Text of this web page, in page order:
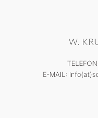
W.
E-MAIL: